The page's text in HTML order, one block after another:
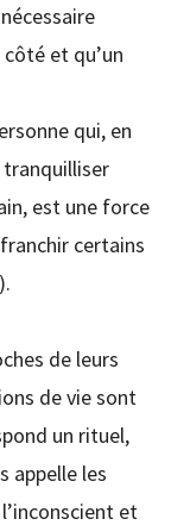
et qu’un
qui, en
tranquilliser
est une force
certains
de leurs
de vie sont
un rituel,
appelle les
et